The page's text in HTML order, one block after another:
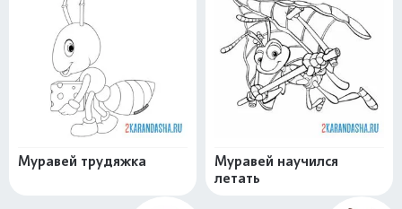
Муравей трудяжка
Муравей научился
летать